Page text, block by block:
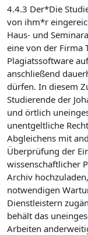
4.4.3 Der*Die
von ihm*r
Haus- und
eine von der Firma
Plagiatssoftware
anschließend
dürfen. In diesem
Studierende der
und örtlich
unentgeltliche
Abgleichens mit
Überprüfung der
wissenschaftlicher
Archiv
notwendigen
Dienstleistern
behält das
Arbeiten